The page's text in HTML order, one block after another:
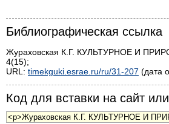
Библиографическая ссылка
Жураховская К.Г. КУЛЬТУРНОЕ И
4(15);
URL: timekguki.esrae.ru/ru/31-207 (дата
Код для вставки на сайт